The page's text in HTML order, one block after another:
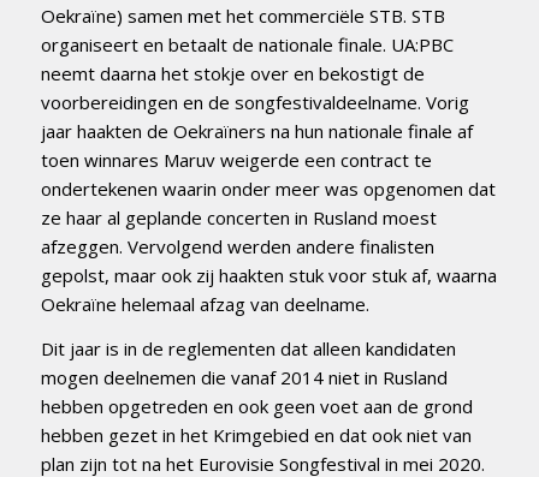
Oekraïne) samen met het commerciële STB. STB
organiseert en betaalt de nationale finale. UA:PBC
neemt daarna het stokje over en bekostigt de
voorbereidingen en de songfestivaldeelname. Vorig
jaar haakten de Oekraïners na hun nationale finale af
toen winnares Maruv weigerde een contract te
ondertekenen waarin onder meer was opgenomen dat
ze haar al geplande concerten in Rusland moest
afzeggen. Vervolgend werden andere finalisten
gepolst, maar ook zij haakten stuk voor stuk af, waarna
Oekraïne helemaal afzag van deelname.
Dit jaar is in de reglementen dat alleen kandidaten
mogen deelnemen die vanaf 2014 niet in Rusland
hebben opgetreden en ook geen voet aan de grond
hebben gezet in het Krimgebied en dat ook niet van
plan zijn tot na het Eurovisie Songfestival in mei 2020.